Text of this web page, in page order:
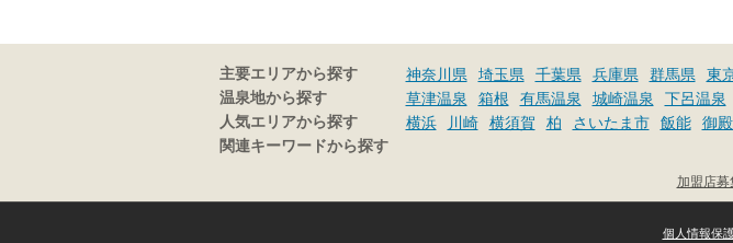
主要エリアから探す 神奈川県 埼玉県 千葉県 兵庫県 群馬県 東
温泉地から探す 草津温泉 箱根 有馬温泉 城崎温泉 下呂温泉
人気エリアから探す 横浜 川崎 横須賀 柏 さいたま市 飯能 御
関連キーワードから探す
加盟店募
個人情報保